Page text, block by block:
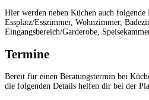
Hier werden neben Küchen auch folgende
Essplatz/Esszimmer, Wohnzimmer,
Eingangsbereich/Garderobe,
Termine
Bereit für einen Beratungstermin bei
die folgenden Details helfen dir bei der